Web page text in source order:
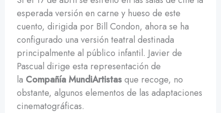
esperada versión en carne y hueso de este
cuento, dirigida por Bill Condon, ahora se ha
configurado una versión teatral destinada
principalmente al público infantil. Javier de
Pascual dirige esta representación de
la Compañía MundiArtistasque recoge, no
obstante, algunos elementos de las adaptaciones
cinematográficas.